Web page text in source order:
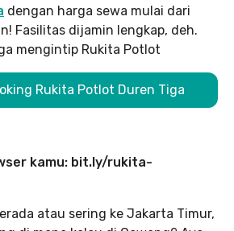
dengan harga sewa mulai dari
Fasilitas dijamin lengkap, deh.
mengintip Rukita Potlot
Rukita Potlot Duren Tiga
kamu: bit.ly/rukita-
atau sering ke Jakarta Timur,